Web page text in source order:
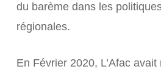
du barème dans les
régionales.
En Février 2020, L’Afac